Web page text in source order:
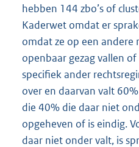
hebben 144 zbo’s of
Kaderwet omdat er
omdat ze op een andere
openbaar gezag vallen
specifiek ander
over en daarvan valt
die 40% die daar niet
opgeheven of is eindig.
daar niet onder valt, is